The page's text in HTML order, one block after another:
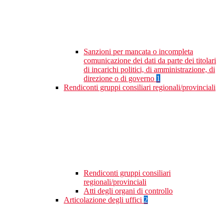
Sanzioni per mancata o incompleta
comunicazione dei dati da parte dei titolari
di incarichi politici, di amministrazione, di
direzione o di governo 1
Rendiconti gruppi consiliari regionali/provinciali
Rendiconti gruppi consiliari
regionali/provinciali
Atti degli organi di controllo
Articolazione degli uffici 2